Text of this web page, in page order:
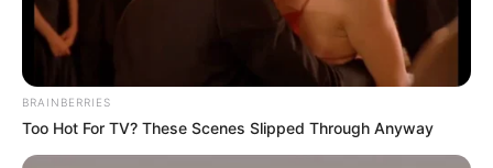
BRAINBERRIES
Too Hot For TV? These Scenes Slipped Through Anyway